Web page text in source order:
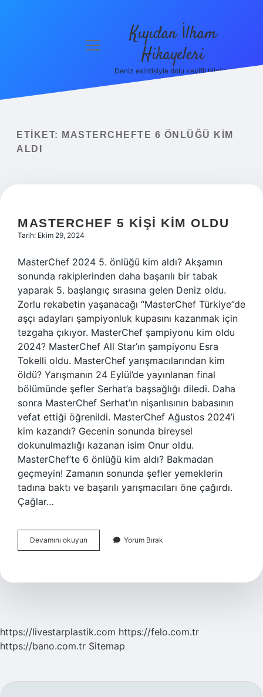
Yasal Uyarı
menüyü
Kıyıdan İlham
Hikayeleri
Deniz esintisiyle dolu keyifli bilgiler!
ETIKET:
MASTERCHEFTE 6 ÖNLÜĞÜ KIM
ALDI
MASTERCHEF 5 KIŞI KIM OLDU
Tarih: Ekim 29, 2024
MasterChef 2024 5. önlüğü kim aldı? Akşamın
sonunda rakiplerinden daha başarılı bir tabak
yaparak 5. başlangıç ​​​​sırasına gelen Deniz oldu.
Zorlu rekabetin yaşanacağı “MasterChef Türkiye”de
aşçı adayları şampiyonluk kupasını kazanmak için
tezgaha çıkıyor. MasterChef şampiyonu kim oldu
2024? MasterChef All Star’ın şampiyonu Esra
Tokelli oldu. MasterChef yarışmacılarından kim
öldü? Yarışmanın 24 Eylül’de yayınlanan final
bölümünde şefler Serhat’a başsağlığı diledi. Daha
sonra MasterChef Serhat’ın nişanlısının babasının
vefat ettiği öğrenildi. MasterChef Ağustos 2024’i
kim kazandı? Gecenin sonunda bireysel
dokunulmazlığı kazanan isim Onur oldu.
MasterChef’te 6 önlüğü kim aldı? Bakmadan
geçmeyin! Zamanın sonunda şefler yemeklerin
tadına baktı ve başarılı yarışmacıları öne çağırdı.
Çağlar…
Devamını okuyun Masterchef
5
Oldu
Yorum Bırak
https://livestarplastik.com https://felo.com.tr
https://bano.com.tr Sitemap